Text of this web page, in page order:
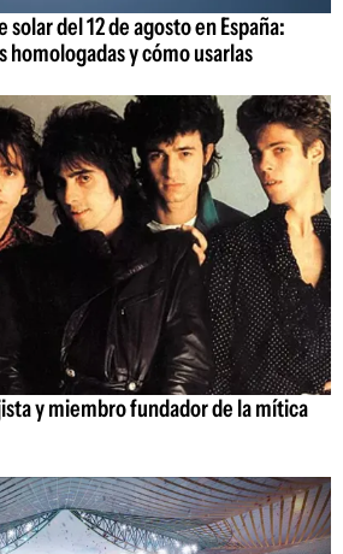
solar del 12 de agosto en España:
homologadas y cómo usarlas
y miembro fundador de la mítica